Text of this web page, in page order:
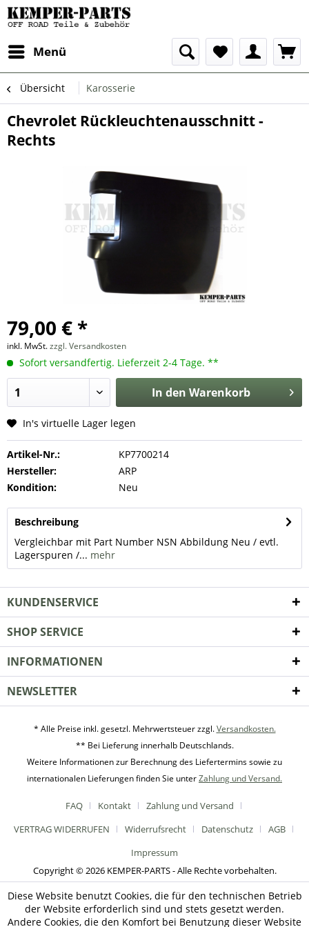
Menü
Übersicht Karosserie
Chevrolet Rückleuchtenausschnitt -
Rechts
79,00 € *
inkl. MwSt.zzgl. Versandkosten
Sofort versandfertig. Lieferzeit 2-4 Tage. **
In den Warenkorb
In's virtuelle Lager legen
Artikel-Nr.:
KP7700214
Hersteller:
ARP
Kondition:
Neu
Beschreibung
Vergleichbar mit Part Number NSN Abbildung Neu / evtl.
Lagerspuren /... mehr
KUNDENSERVICE
SHOP SERVICE
INFORMATIONEN
NEWSLETTER
* Alle Preise inkl. gesetzl. Mehrwertsteuer zzgl.Versandkosten.
** Bei Lieferung innerhalb Deutschlands.
Weitere Informationen zur Berechnung des Liefertermins sowie zu
internationalen Lieferungen finden Sie unterZahlung und Versand.
FAQ Kontakt
Zahlung und Versand
VERTRAG WIDERRUFEN
Widerrufsrecht Datenschutz
AGB
Impressum
Copyright © 2026 KEMPER-PARTS - Alle Rechte vorbehalten.
Diese Website benutzt Cookies, die für den technischen Betrieb
der Website erforderlich sind und stets gesetzt werden.
Andere Cookies, die den Komfort bei Benutzung dieser Website